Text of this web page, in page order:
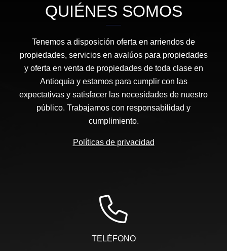
QUIÉNES SOMOS
Tenemos a disposición oferta en arriendos de
propiedades, servicios en avalúos para propiedades
y oferta en venta de propiedades de toda clase en
Antioquia y estamos para cumplir con las
expectativas y satisfacer las necesidades de nuestro
público. Trabajamos con responsabilidad y
cumplimiento.
Políticas de privacidad
TELÉFONO